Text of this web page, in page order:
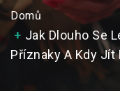
Domů
Jak Dlouho Se
Příznaky A Kdy Jít